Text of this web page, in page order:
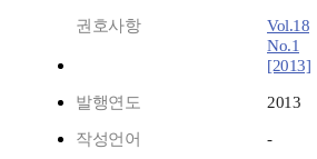
권호사항
Vol.18
No.1
[2013]
발행연도 2013
작성언어
-